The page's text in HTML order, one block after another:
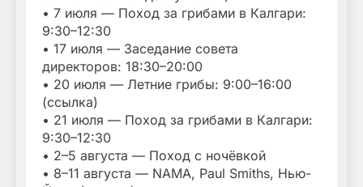
• 7 июля — Поход за грибами в Калгари:
9:30–12:30
• 17 июля — Заседание совета
директоров: 18:30–20:00
• 20 июля — Летние грибы: 9:00–16:00
(ссылка)
• 21 июля — Поход за грибами в Калгари:
9:30–12:30
• 2–5 августа — Поход с ночёвкой
• 8–11 августа — NAMA, Paul Smiths, Нью-